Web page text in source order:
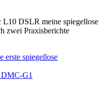
L10 DSLR meine spiegellose
zwei Praxisberichte
erste spiegellose
G1